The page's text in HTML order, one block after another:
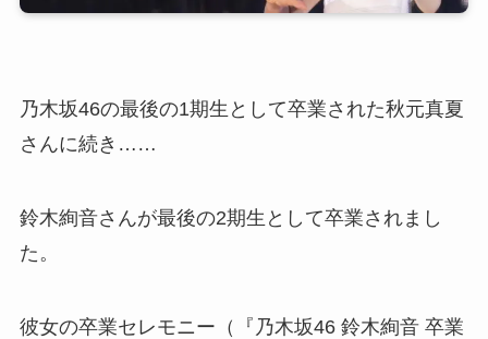
乃木坂46の最後の1期生として卒業された秋元真夏
さんに続き……
鈴木絢音さんが最後の2期生として卒業されまし
た。
彼女の卒業セレモニー（『乃木坂46 鈴木絢音 卒業